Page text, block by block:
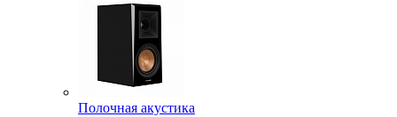
Полочная акустика